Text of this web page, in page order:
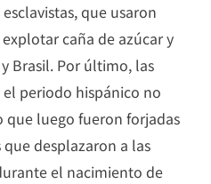
que usaron
caña de azúcar y
Brasil. Por último, las
periodo hispánico no
luego fueron forjadas
desplazaron a las
el nacimiento de